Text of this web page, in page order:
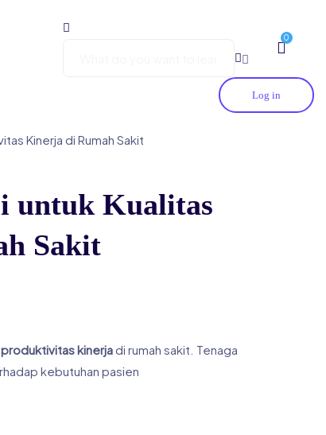
0
Log in
Kinerja di Rumah Sakit
untuk Kualitas
Sakit
produktivitas kinerja di rumah sakit. Tenaga
kebutuhan pasien